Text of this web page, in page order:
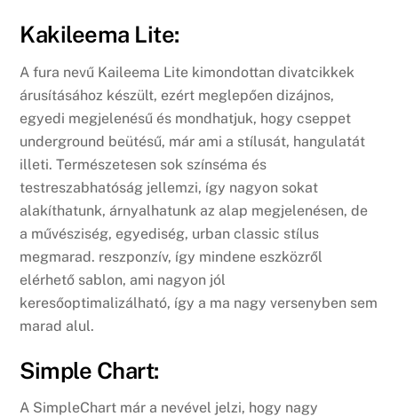
Kakileema Lite:
A fura nevű Kaileema Lite kimondottan divatcikkek
árusításához készült, ezért meglepően dizájnos,
egyedi megjelenésű és mondhatjuk, hogy cseppet
underground beütésű, már ami a stílusát, hangulatát
illeti. Természetesen sok színséma és
testreszabhatóság jellemzi, így nagyon sokat
alakíthatunk, árnyalhatunk az alap megjelenésen, de
a művésziség, egyediség, urban classic stílus
megmarad. reszponzív, így mindene eszközről
elérhető sablon, ami nagyon jól
keresőoptimalizálható, így a ma nagy versenyben sem
marad alul.
Simple Chart:
A SimpleChart már a nevével jelzi, hogy nagy